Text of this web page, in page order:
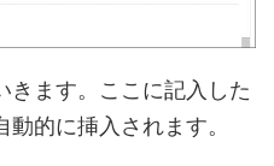
きます。ここに記入した
的に挿入されます。